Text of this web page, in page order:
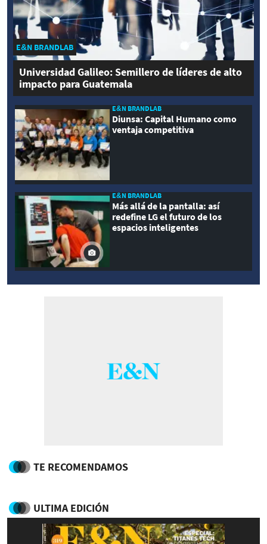
E&N BRANDLAB
Universidad Galileo: Semillero de líderes de alto
impacto para Guatemala
E&N BRANDLAB
Diunsa: Capital Humano como
ventaja competitiva
E&N BRANDLAB
Más allá de la pantalla: así
redefine LG el futuro de los
espacios inteligentes
TE RECOMENDAMOS
ULTIMA EDICIÓN